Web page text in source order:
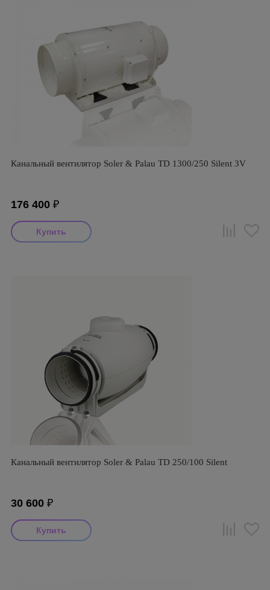
Канальный вентилятор Soler & Palau TD 1300/250 Silent 3V
176 400 ₽
Канальный вентилятор Soler & Palau TD 250/100 Silent
30 600 ₽